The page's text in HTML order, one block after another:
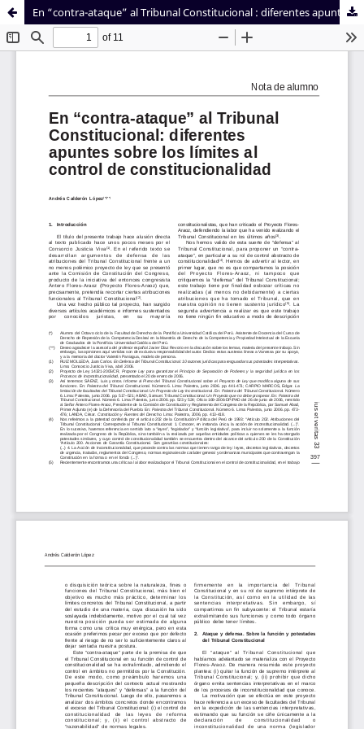
Sistema de
Bibliotecas
Facultad de
Derecho
En “contra-ataque” al Tribunal Constitucional : diferentes apuntes sobre los límites al control de constitucionalidad